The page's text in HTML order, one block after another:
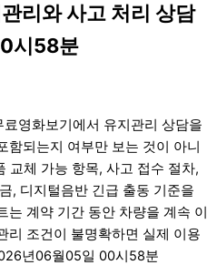
리와 사고 처리 상담
시58분
영화보기에서 유지관리 상담을
함되는지 여부만 보는 것이 아니
교체 가능 항목, 사고 접수 절차,
, 디지털음반 긴급 출동 기준을
는 계약 기간 동안 차량을 계속 이
리 조건이 불명확하면 실제 이용
년06월05일 00시58분